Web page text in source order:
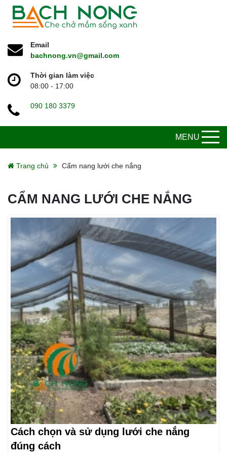
Email
bachnong.vn@gmail.com
Thời gian làm việc
08:00 - 17:00
090 180 3379
MENU
Trang chủ Cẩm nang lưới che nắng
CẨM NANG LƯỚI CHE NẮNG
Cách chọn và sử dụng lưới che nắng
đúng cách